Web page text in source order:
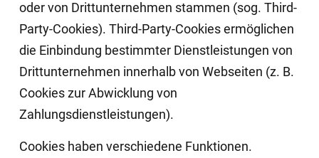
oder von Drittunternehmen stammen (sog. Third-
Party-Cookies). Third-Party-Cookies ermöglichen
die Einbindung bestimmter Dienstleistungen von
Drittunternehmen innerhalb von Webseiten (z. B.
Cookies zur Abwicklung von
Zahlungsdienstleistungen).
Cookies haben verschiedene Funktionen.